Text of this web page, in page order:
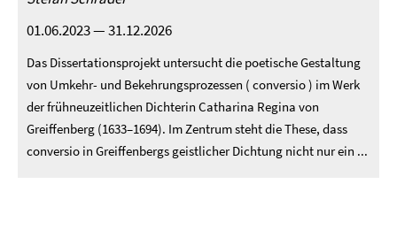
01.06.2023 — 31.12.2026
Das Dissertationsprojekt untersucht die poetische Gestaltung
von Umkehr- und Bekehrungsprozessen ( conversio ) im Werk
der frühneuzeitlichen Dichterin Catharina Regina von
Greiffenberg (1633–1694). Im Zentrum steht die These, dass
conversio in Greiffenbergs geistlicher Dichtung nicht nur ein ...